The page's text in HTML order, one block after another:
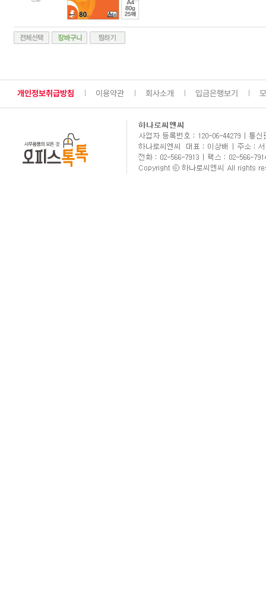
개인정보취급방침 이용약관 회사소개 입금은행보기